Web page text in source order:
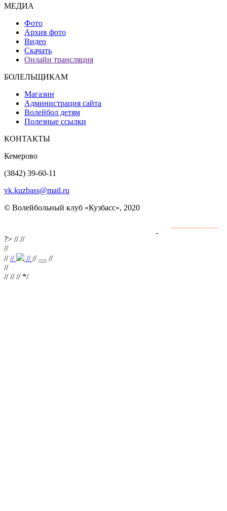
МЕДИА
Фото
Архив фото
Видео
Скачать
Онлайн трансляция
БОЛЕЛЬЩИКАМ
Магазин
Администрация сайта
Волейбол детям
Полезные ссылки
КОНТАКТЫ
Кемерово
(3842) 39-60-11
vk.kuzbass@mail.ru
© Волейбольный клуб «Кузбасс», 2020
?> ////
//
//// ////
//
//
//// // */